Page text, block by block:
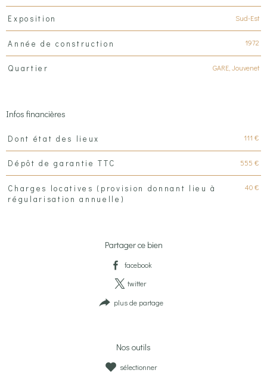
Exposition Sud-Est
Année de construction 1972
Quartier GARE, Jouvenet
Infos financières
Caractéristiques Valeurs
Dont état des lieux 111 €
Dépôt de garantie TTC 555 €
Charges locatives (provision donnant lieu à
régularisation annuelle)
40 €
Partager ce bien
facebook
twitter
plus de partage
Nos outils
sélectionner